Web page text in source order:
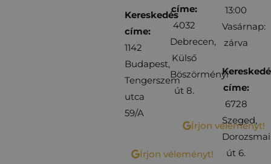
Kereskedés
címe:
1142
Budapest,
Tengerszem
utca
59/A
Írjon véleményt!
címe:
4032
Debrecen,
Külső
Böszörményi
út 8.
Írjon véleményt!
13:00
Vasárnap:
zárva
címe:
6728
Szeged,
Dorozsmai
út 6.